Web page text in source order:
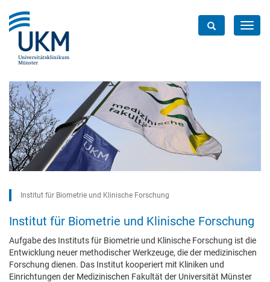
Institut für Biometrie und Klinische Forschung
Institut für Biometrie und Klinische Forschung
Aufgabe des Instituts für Biometrie und Klinische Forschung ist die
Entwicklung neuer methodischer Werkzeuge, die der medizinischen
Forschung dienen. Das Institut kooperiert mit Kliniken und
Einrichtungen der Medizinischen Fakultät der Universität Münster